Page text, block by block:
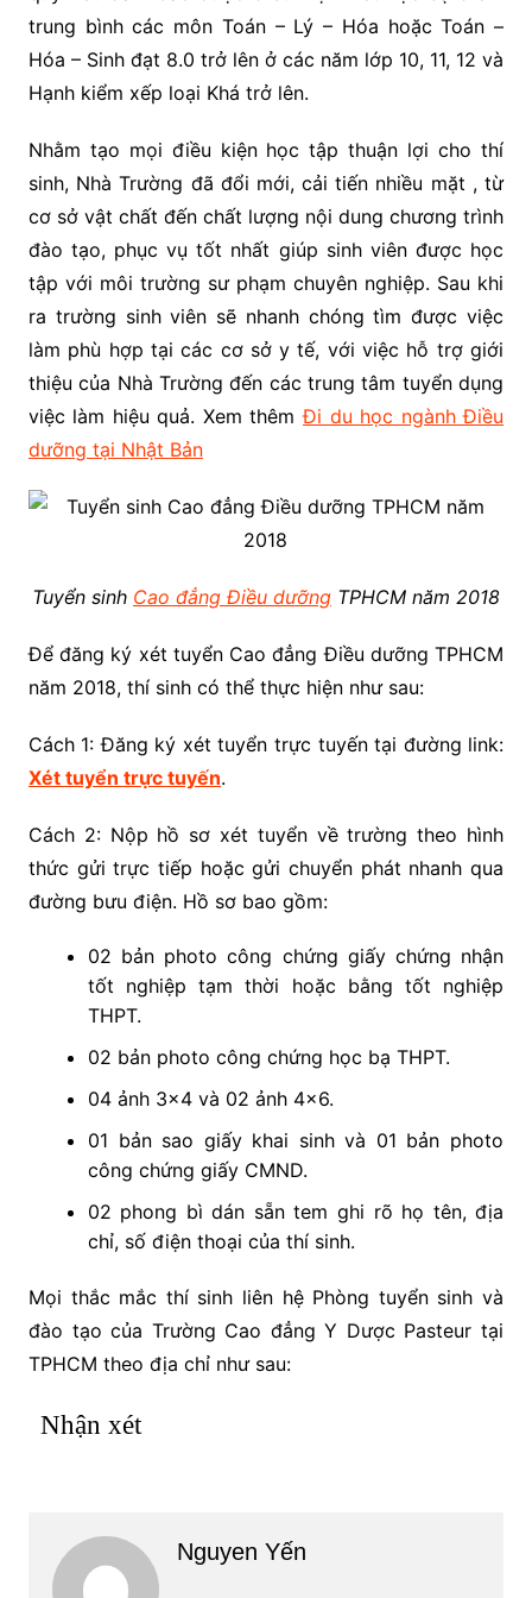
trung bình các môn Toán – Lý – Hóa hoặc Toán –
Hóa – Sinh đạt 8.0 trở lên ở các năm lớp 10, 11, 12 và
Hạnh kiểm xếp loại Khá trở lên.
Nhằm tạo mọi điều kiện học tập thuận lợi cho thí
sinh, Nhà Trường đã đổi mới, cải tiến nhiều mặt , từ
cơ sở vật chất đến chất lượng nội dung chương trình
đào tạo, phục vụ tốt nhất giúp sinh viên được học
tập với môi trường sư phạm chuyên nghiệp. Sau khi
ra trường sinh viên sẽ nhanh chóng tìm được việc
làm phù hợp tại các cơ sở y tế, với việc hỗ trợ giới
thiệu của Nhà Trường đến các trung tâm tuyển dụng
việc làm hiệu quả. Xem thêmĐi du học ngành Điều
dưỡng tại Nhật Bản
Tuyển sinh Cao đẳng Điều dưỡngTPHCM năm 2018
Để đăng ký xét tuyển Cao đẳng Điều dưỡng TPHCM
năm 2018, thí sinh có thể thực hiện như sau:
Cách 1: Đăng ký xét tuyển trực tuyến tại đường link:
Xét tuyển trực tuyến.
Cách 2: Nộp hồ sơ xét tuyển về trường theo hình
thức gửi trực tiếp hoặc gửi chuyển phát nhanh qua
đường bưu điện. Hồ sơ bao gồm:
02 bản photo công chứng giấy chứng nhận
tốt nghiệp tạm thời hoặc bằng tốt nghiệp
THPT.
02 bản photo công chứng học bạ THPT.
04 ảnh 3×4 và 02 ảnh 4×6.
01 bản sao giấy khai sinh và 01 bản photo
công chứng giấy CMND.
02 phong bì dán sẵn tem ghi rõ họ tên, địa
chỉ, số điện thoại của thí sinh.
Mọi thắc mắc thí sinh liên hệ Phòng tuyển sinh và
đào tạo của Trường Cao đẳng Y Dược Pasteur tại
TPHCM theo địa chỉ như sau:
Nhận xét
Nguyen Yến